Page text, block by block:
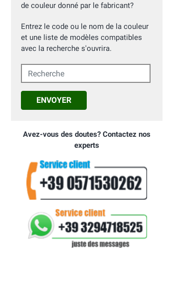
de couleur donné par le fabricant?
Entrez le code ou le nom de la couleur
et une liste de modèles compatibles
avec la recherche s'ouvrira.
Recherche
ENVOYER
Avez-vous des doutes? Contactez nos
experts